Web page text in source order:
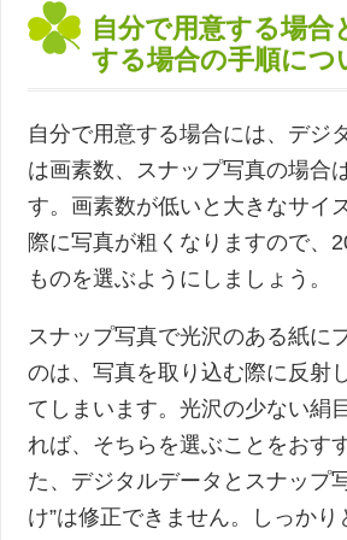
自分で用意する場合
する場合の手順につ
自分で用意する場合には、デジ
は画素数、スナップ写真の場合
す。画素数が低いと大きなサイ
際に写真が粗くなりますので、
ものを選ぶようにしましょう。
スナップ写真で光沢のある紙に
のは、写真を取り込む際に反射
てしまいます。光沢の少ない絹
れば、そちらを選ぶことをおす
た、デジタルデータとスナップ
け”は修正できません。しっかり